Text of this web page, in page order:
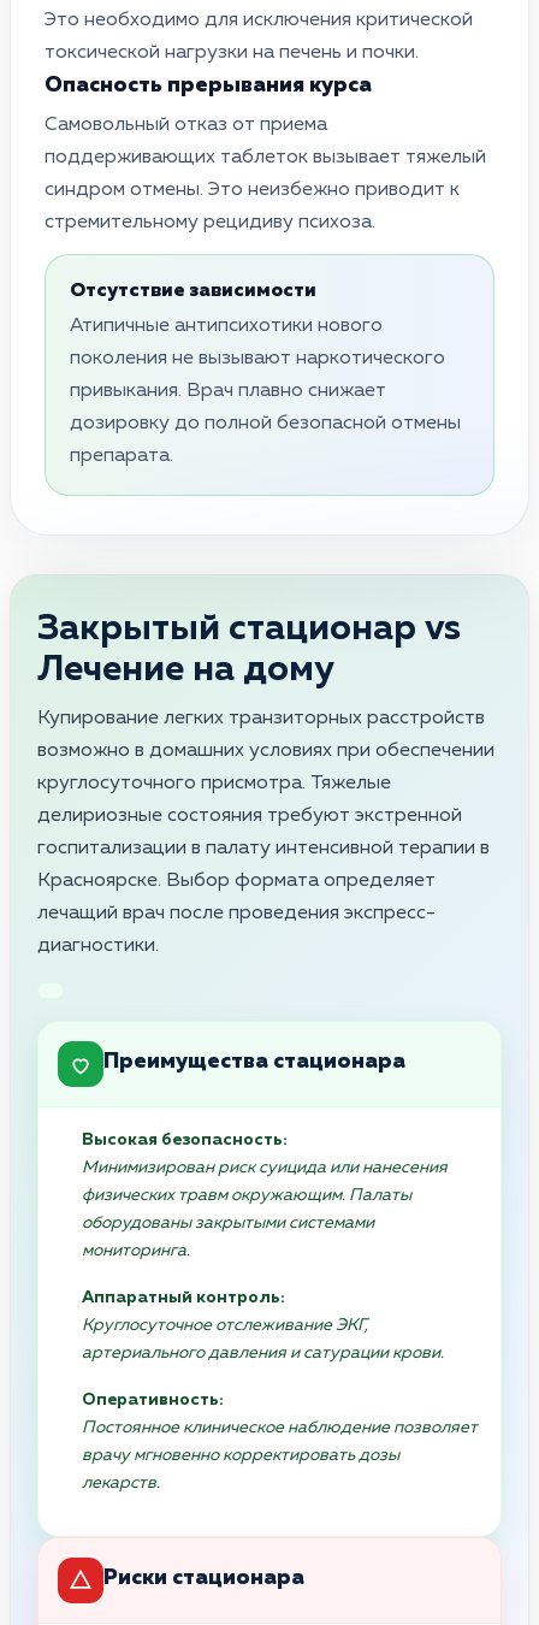
Это необходимо для исключения критической
токсической нагрузки на печень и почки.
Опасность прерывания курса
Самовольный отказ от приема
поддерживающих таблеток вызывает тяжелый
синдром отмены. Это неизбежно приводит к
стремительному рецидиву психоза.
Отсутствие зависимости
Атипичные антипсихотики нового
поколения не вызывают наркотического
привыкания. Врач плавно снижает
дозировку до полной безопасной отмены
препарата.
Закрытый стационар vs
Лечение на дому
Купирование легких транзиторных расстройств
возможно в домашних условиях при обеспечении
круглосуточного присмотра. Тяжелые
делириозные состояния требуют экстренной
госпитализации в палату интенсивной терапии в
Красноярске. Выбор формата определяет
лечащий врач после проведения экспресс-
диагностики.
Преимущества стационара
Высокая безопасность:
Минимизирован риск суицида или нанесения
физических травм окружающим. Палаты
оборудованы закрытыми системами
мониторинга.
Аппаратный контроль:
Круглосуточное отслеживание ЭКГ,
артериального давления и сатурации крови.
Оперативность:
Постоянное клиническое наблюдение позволяет
врачу мгновенно корректировать дозы
лекарств.
Риски стационара